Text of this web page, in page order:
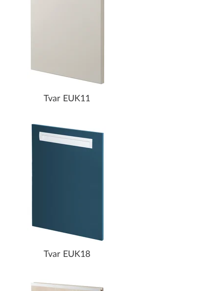
Tvar EUK11
Tvar EUK18